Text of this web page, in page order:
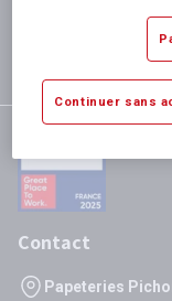
si validation
satisfaction
Contact
Papeteries
Continuer sans